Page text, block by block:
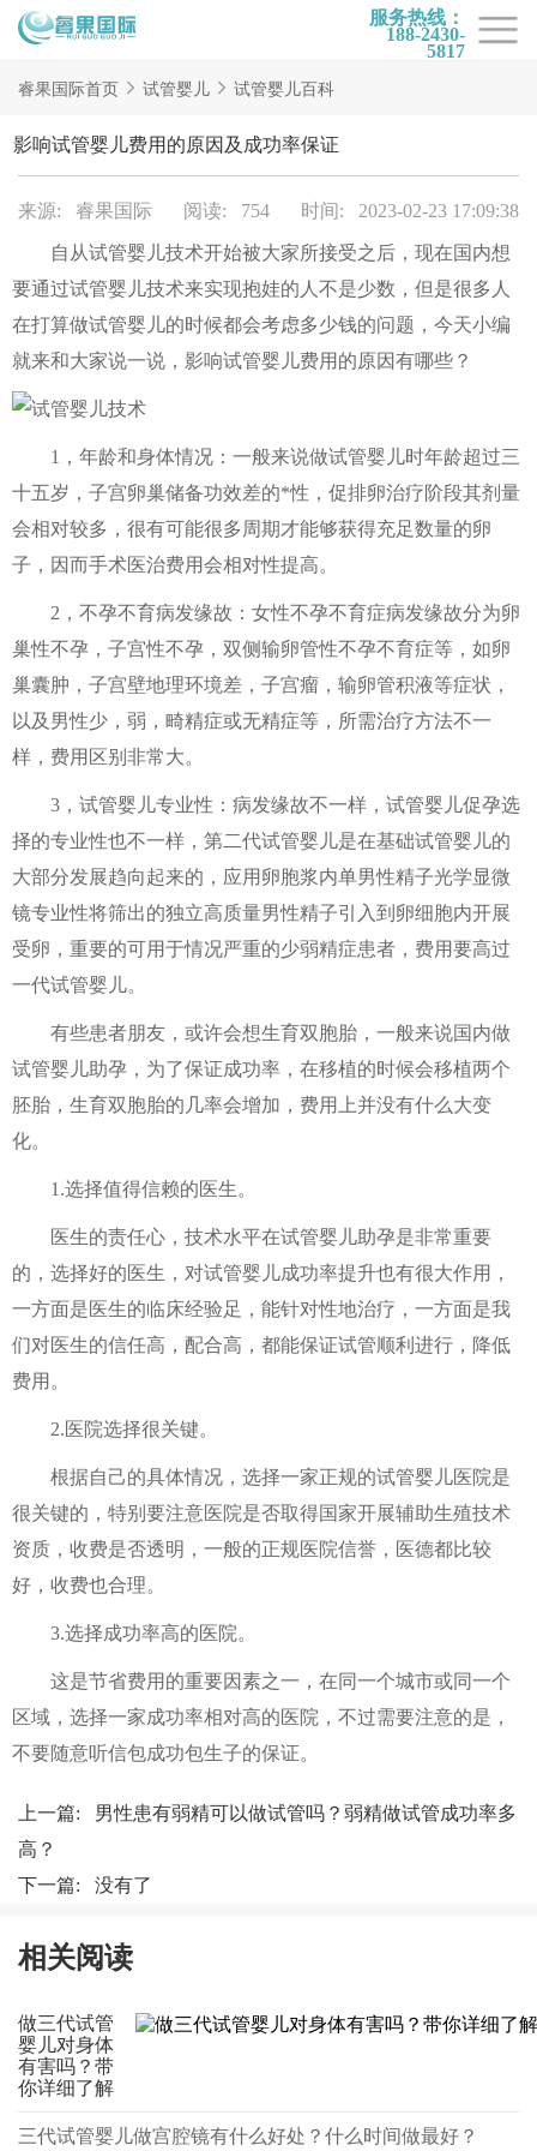
服务热线：
188-2430-
5817
首页
试管项目
试管百科
试管医院
睿果国际
睿果国际首页 试管婴儿 试管婴儿百科
影响试管婴儿费用的原因及成功率保证
来源: 睿果国际 阅读: 754 时间: 2023-02-23 17:09:38
自从试管婴儿技术开始被大家所接受之后，现在国内想
要通过试管婴儿技术来实现抱娃的人不是少数，但是很多人
在打算做试管婴儿的时候都会考虑多少钱的问题，今天小编
就来和大家说一说，影响试管婴儿费用的原因有哪些？
1，年龄和身体情况：一般来说做试管婴儿时年龄超过三
十五岁，子宫卵巢储备功效差的*性，促排卵治疗阶段其剂量
会相对较多，很有可能很多周期才能够获得充足数量的卵
子，因而手术医治费用会相对性提高。
2，不孕不育病发缘故：女性不孕不育症病发缘故分为卵
巢性不孕，子宫性不孕，双侧输卵管性不孕不育症等，如卵
巢囊肿，子宫壁地理环境差，子宫瘤，输卵管积液等症状，
以及男性少，弱，畸精症或无精症等，所需治疗方法不一
样，费用区别非常大。
3，试管婴儿专业性：病发缘故不一样，试管婴儿促孕选
择的专业性也不一样，第二代试管婴儿是在基础试管婴儿的
大部分发展趋向起来的，应用卵胞浆内单男性精子光学显微
镜专业性将筛出的独立高质量男性精子引入到卵细胞内开展
受卵，重要的可用于情况严重的少弱精症患者，费用要高过
一代试管婴儿。
有些患者朋友，或许会想生育双胞胎，一般来说国内做
试管婴儿助孕，为了保证成功率，在移植的时候会移植两个
胚胎，生育双胞胎的几率会增加，费用上并没有什么大变
化。
1.选择值得信赖的医生。
医生的责任心，技术水平在试管婴儿助孕是非常重要
的，选择好的医生，对试管婴儿成功率提升也有很大作用，
一方面是医生的临床经验足，能针对性地治疗，一方面是我
们对医生的信任高，配合高，都能保证试管顺利进行，降低
费用。
2.医院选择很关键。
根据自己的具体情况，选择一家正规的试管婴儿医院是
很关键的，特别要注意医院是否取得国家开展辅助生殖技术
资质，收费是否透明，一般的正规医院信誉，医德都比较
好，收费也合理。
3.选择成功率高的医院。
这是节省费用的重要因素之一，在同一个城市或同一个
区域，选择一家成功率相对高的医院，不过需要注意的是，
不要随意听信包成功包生子的保证。
上一篇: 男性患有弱精可以做试管吗？弱精做试管成功率多
高？
下一篇: 没有了
相关阅读
做三代试管
婴儿对身体
有害吗？带
你详细了解
三代试管婴儿做宫腔镜有什么好处？什么时间做最好？